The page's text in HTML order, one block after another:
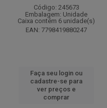
Código: 245673
Embalagem: Unidade
Caixa contém 6 unidade(s)
EAN: 7798419880247
Faça seu login ou
cadastre-se para
ver preços e
comprar